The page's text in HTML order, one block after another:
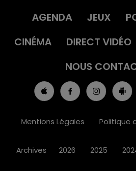
AGENDA
JEUX
CINÉMA
DIRECT VIDÉO
NOUS
Mentions Légales Politique
Archives 2026 2025